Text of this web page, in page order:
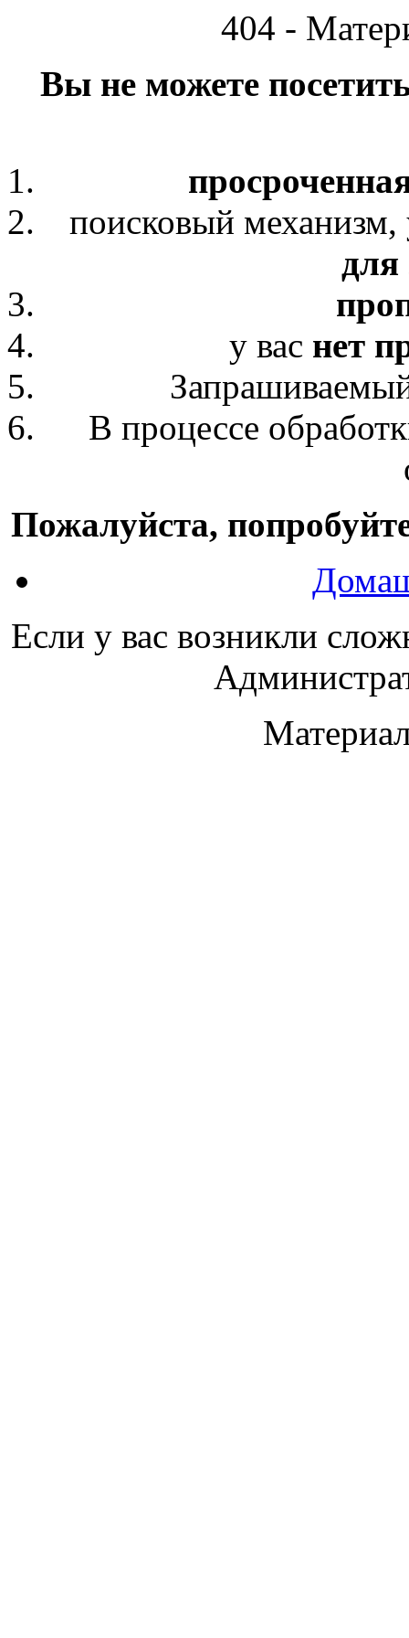
404 -
Вы не можете
поисковый механизм,
для
у вас нет
В процессе
Пожалуйста,
Если у вас возникли